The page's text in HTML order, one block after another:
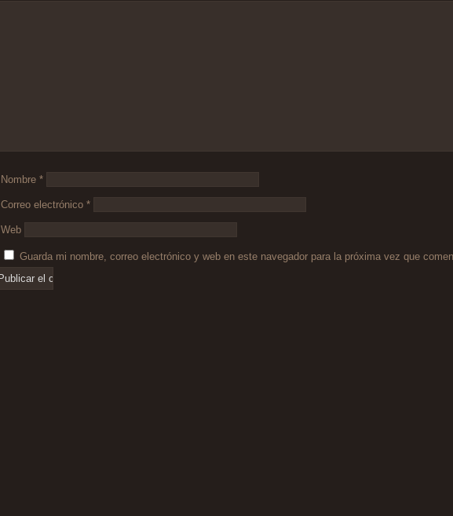
Nombre *
Correo electrónico *
Web
Guarda mi nombre, correo electrónico y web en este navegador para la próxima vez que